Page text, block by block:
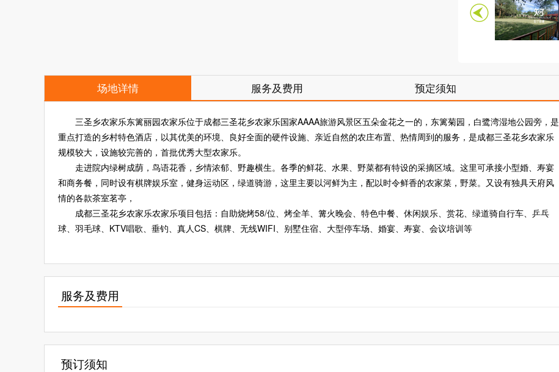
场地详情 服务及费用 预定须知
三圣乡农家乐东篱丽园农家乐位于成都三圣花乡农家乐国家AAAA旅游风景区五朵金花之一的，东篱菊园，白鹭湾湿地公园旁，是
重点打造的乡村特色酒店，以其优美的环境、良好全面的硬件设施、亲近自然的农庄布置、热情周到的服务，是成都三圣花乡农家乐
规模较大，设施较完善的，首批优秀大型农家乐。
走进院内绿树成荫，鸟语花香，乡情浓郁、野趣横生。各季的鲜花、水果、野菜都有特设的采摘区域。这里可承接小型婚、寿宴
和商务餐，同时设有棋牌娱乐室，健身运动区，绿道骑游，这里主要以河鲜为主，配以时令鲜香的农家菜，野菜。又设有独具天府风
情的各款茶室茗亭，
成都三圣花乡农家乐农家乐项目包括：自助烧烤58/位、烤全羊、篝火晚会、特色中餐、休闲娱乐、赏花、绿道骑自行车、乒乓
球、羽毛球、KTV唱歌、垂钓、真人CS、棋牌、无线WIFI、别墅住宿、大型停车场、婚宴、寿宴、会议培训等
服务及费用
预订须知